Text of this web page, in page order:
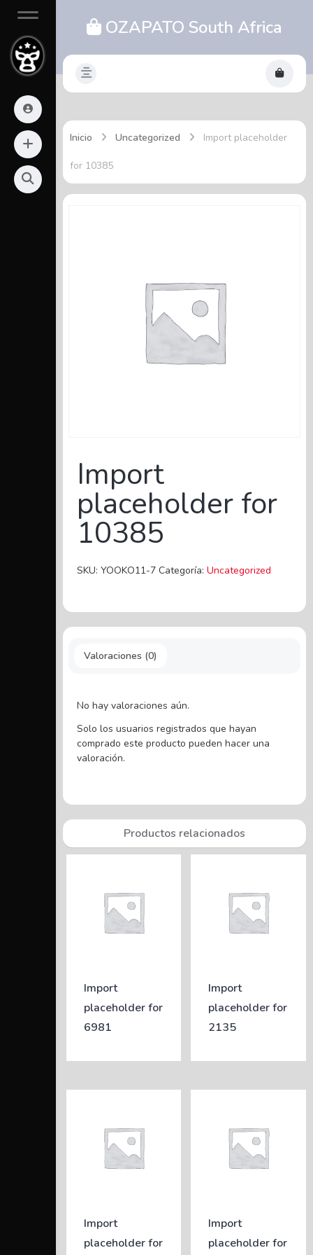
OZAPATO South Africa
Inicio Uncategorized Import placeholder
for 10385
Import
placeholder for
10385
SKU: YOOKO11-7 Categoría: Uncategorized
Valoraciones (0)
No hay valoraciones aún.
Solo los usuarios registrados que hayan
comprado este producto pueden hacer una
valoración.
Productos relacionados
Import
placeholder for
6981
Import
placeholder for
2135
Import
placeholder for
Import
placeholder for